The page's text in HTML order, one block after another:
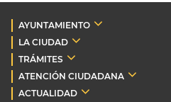
AYUNTAMIENTO
LA CIUDAD
TRÁMITES
ATENCIÓN CIUDADANA
ACTUALIDAD